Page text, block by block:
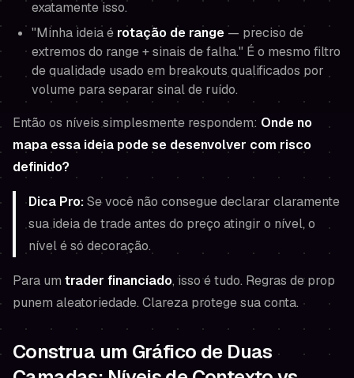
exatamente isso.
"Minha ideia é rotação de range — preciso de
extremos do range + sinais de falha." É o mesmo filtro
de qualidade usado em breakouts qualificados por
volume para separar sinal de ruído.
Então os níveis simplesmente respondem: Onde no
mapa essa ideia pode se desenvolver com risco
definido?
Dica Pro:Se você não consegue declarar claramente
sua ideia de tradeantes do preço atingir o nível, o
nível é só decoração.
Para um trader financiado, isso é tudo. Regras de prop
punem aleatoriedade. Clareza protege sua conta.
Construa um Gráfico de Duas